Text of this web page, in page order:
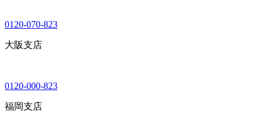
0120-070-823
大阪支店
0120-000-823
福岡支店